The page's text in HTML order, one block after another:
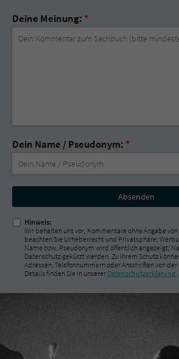
Deine Meinung: *
Dein Name / Pseudonym: *
Nicht
ausfüllen!
Hinweis:
Wir behalten uns vor, Kommentare ohne Angabe
beachten Sie Urheberrecht und Privatsphäre;
Name bzw. Pseudonym wird öffentlich angezeigt;
Datenschutz gekürzt werden. Zu Ihrem Schutz
Adressen, Telefonnummern oder Anschriften von
Details finden Sie in unserer Datenschutzerklärung